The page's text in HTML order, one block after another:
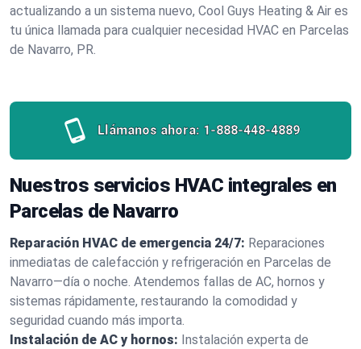
actualizando a un sistema nuevo, Cool Guys Heating & Air es
tu única llamada para cualquier necesidad HVAC en Parcelas
de Navarro, PR.
Llámanos ahora: 1-888-448-4889
Nuestros servicios HVAC integrales en
Parcelas de Navarro
Reparación HVAC de emergencia 24/7: Reparaciones
inmediatas de calefacción y refrigeración en Parcelas de
Navarro—día o noche. Atendemos fallas de AC, hornos y
sistemas rápidamente, restaurando la comodidad y
seguridad cuando más importa.
Instalación de AC y hornos: Instalación experta de